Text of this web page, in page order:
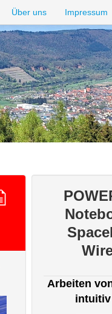
Über uns Impressum
Arbeiten